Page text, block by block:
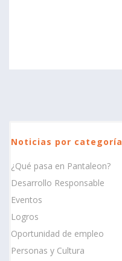
Noticias por categoría
¿Qué pasa en Pantaleon?
Desarrollo Responsable
Eventos
Logros
Oportunidad de empleo
Personas y Cultura